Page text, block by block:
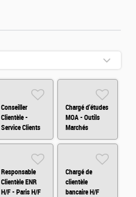
Conseiller
Clientèle -
Service Clients
H/F/X
Chargé d'études
MOA - Outils
Marchés
Financiers
Responsable
Clientèle ENR
H/F - Paris H/F
Chargé de
clientèle
bancaire H/F